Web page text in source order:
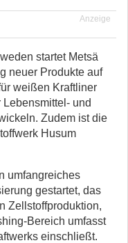
Anzeige
startet Metsä
neuer Produkte auf
weißen Kraftliner
und
Zudem ist die
Husum
umfangreiches
gestartet, das
Zellstoffproduktion,
Bereich umfasst
einschließt.